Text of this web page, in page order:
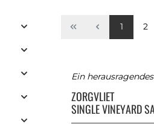
1 2
Ein
ZORGVLIET
SINGLE VINEYARD